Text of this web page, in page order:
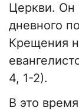
Церкви. Он
дневного
Крещения
4, 1-2).
В это